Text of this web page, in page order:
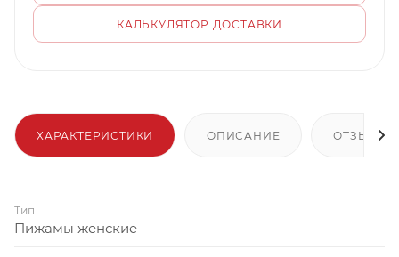
КАЛЬКУЛЯТОР ДОСТАВКИ
ХАРАКТЕРИСТИКИ ОПИСАНИЕ ОТЗЫВЫ
Тип
Пижамы женские